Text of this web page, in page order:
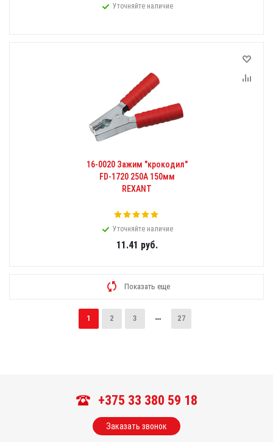
Уточняйте наличие
16-0020 Зажим "крокодил"
FD-1720 250А 150мм
REXANT
Уточняйте наличие
11.41 руб.
Показать еще
1 2 3 27
+375 33 380 59 18
Заказать звонок